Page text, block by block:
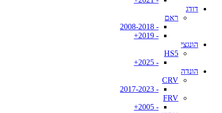
דודג
ראם
- 2008-2018
- 2019+
הונגצי
HS5
- 2025+
הונדה
CRV
- 2017-2023
FRV
- 2005+